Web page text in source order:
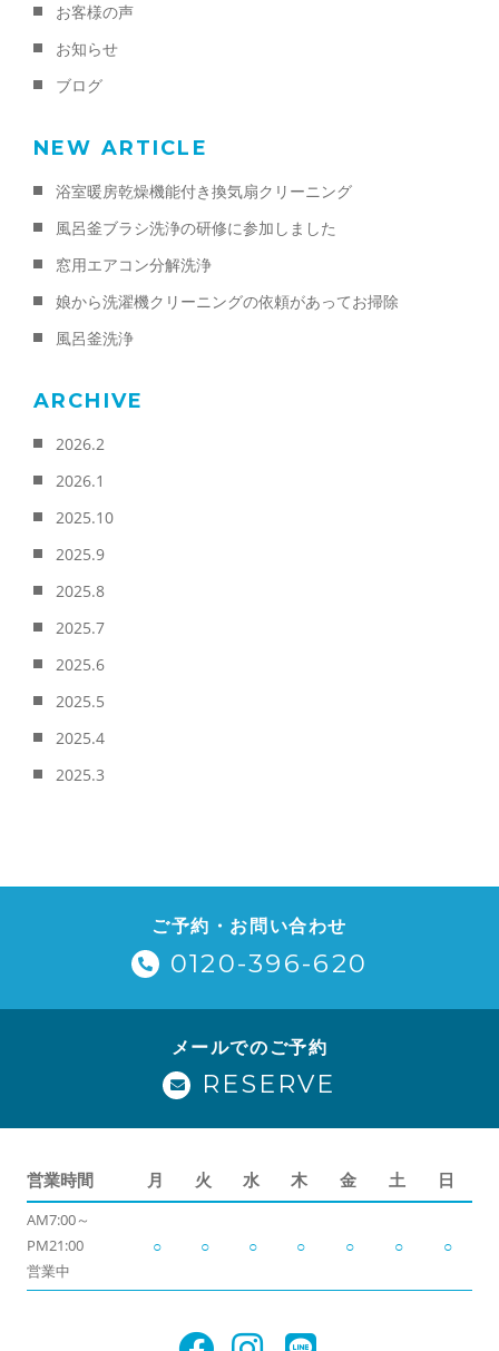
お客様の声
お知らせ
ブログ
NEW ARTICLE
浴室暖房乾燥機能付き換気扇クリーニング
風呂釜ブラシ洗浄の研修に参加しました
窓用エアコン分解洗浄
娘から洗濯機クリーニングの依頼があってお掃除
風呂釜洗浄
ARCHIVE
2026.2
2026.1
2025.10
2025.9
2025.8
2025.7
2025.6
2025.5
2025.4
2025.3
ご予約・お問い合わせ
0120-396-620
メールでのご予約
RESERVE
営業時間 月 火 水 木 金 土 日
AM7:00～
PM21:00
営業中
○ ○ ○ ○ ○ ○ ○